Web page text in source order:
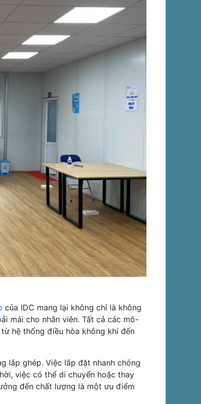
của IDC mang lại không chỉ là không
mái cho nhân viên. Tất cả các mô-
hệ thống điều hòa không khí đến
lắp ghép. Việc lắp đặt nhanh chóng
việc có thể di chuyển hoặc thay
đến chất lượng là một ưu điểm